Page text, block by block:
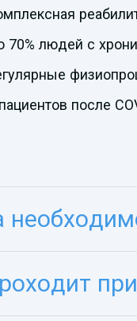
70% людей с
после